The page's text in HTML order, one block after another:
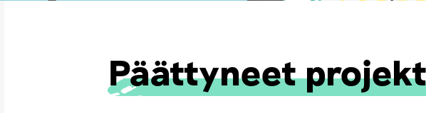
Päättyneet